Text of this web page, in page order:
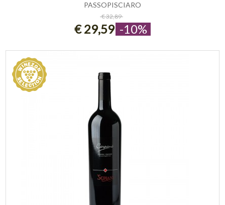
ESAURITO
PASSOPISCIARO
€ 32,89
€ 29,59 -10%